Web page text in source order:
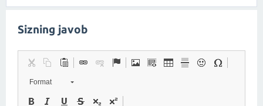
Sizning javob
Format